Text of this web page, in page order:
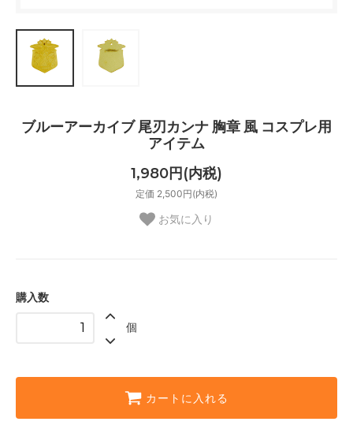
ブルーアーカイブ 尾刃カンナ 胸章 風 コスプレ用
アイテム
1,980円(内税)
定価 2,500円(内税)
お気に入り
購入数
個
カートに入れる